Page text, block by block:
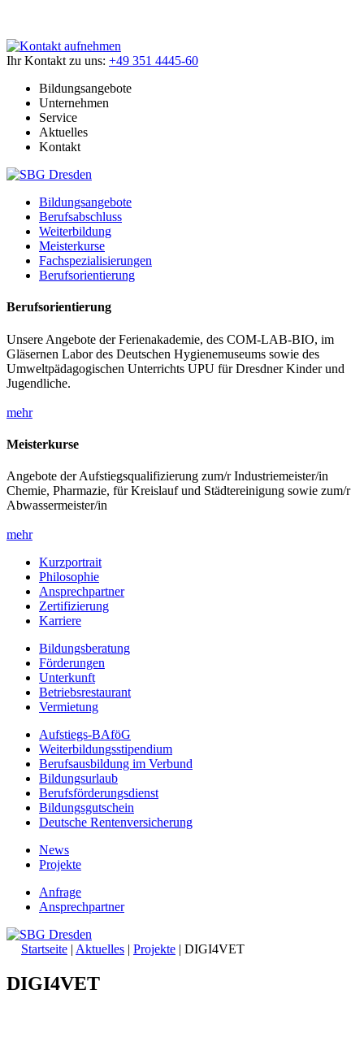
Ihr Kontakt zu uns: +49 351 4445-60
Bildungsangebote
Unternehmen
Service
Aktuelles
Kontakt
Bildungsangebote
Berufsabschluss
Weiterbildung
Meisterkurse
Fachspezialisierungen
Berufsorientierung
Berufsorientierung
Unsere Angebote der Ferienakademie, des COM-LAB-BIO, im
Gläsernen Labor des Deutschen Hygienemuseums sowie des
Umweltpädagogischen Unterrichts UPU für Dresdner Kinder und
Jugendliche.
mehr
Meisterkurse
Angebote der Aufstiegsqualifizierung zum/r Industriemeister/in
Chemie, Pharmazie, für Kreislauf und Städtereinigung sowie zum/r
Abwassermeister/in
mehr
Kurzportrait
Philosophie
Ansprechpartner
Zertifizierung
Karriere
Bildungsberatung
Förderungen
Unterkunft
Betriebsrestaurant
Vermietung
Aufstiegs-BAföG
Weiterbildungsstipendium
Berufsausbildung im Verbund
Bildungsurlaub
Berufsförderungsdienst
Bildungsgutschein
Deutsche Rentenversicherung
News
Projekte
Anfrage
Ansprechpartner
Startseite | Aktuelles | Projekte | DIGI4VET
DIGI4VET